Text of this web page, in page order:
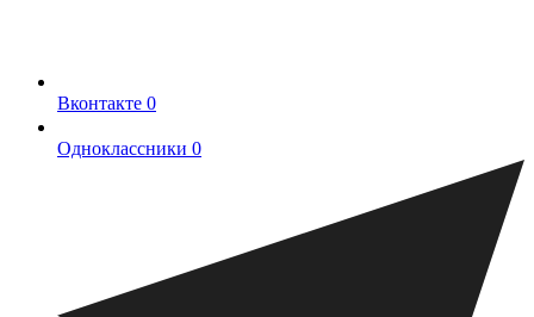
Вконтакте 0
Одноклассники 0